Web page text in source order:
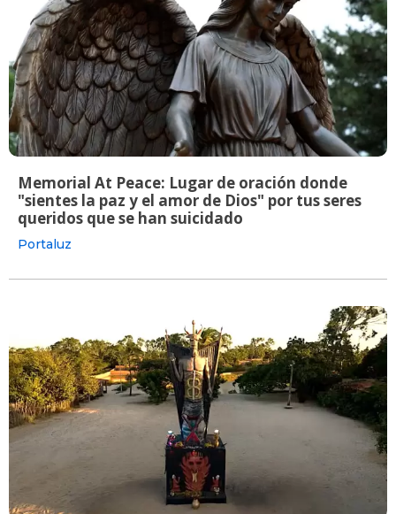
Memorial At Peace: Lugar de oración donde
"sientes la paz y el amor de Dios" por tus seres
queridos que se han suicidado
Portaluz